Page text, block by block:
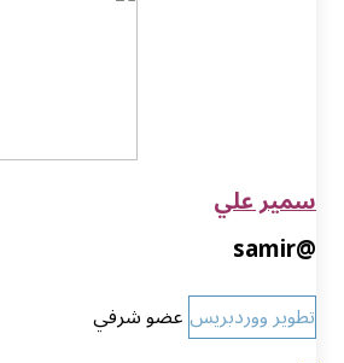
سمير علي
@samir
تطوير ووردبريسعضو شرفي